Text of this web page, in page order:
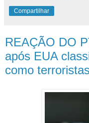
Compartilhar
REAÇÃO DO
após EUA
como